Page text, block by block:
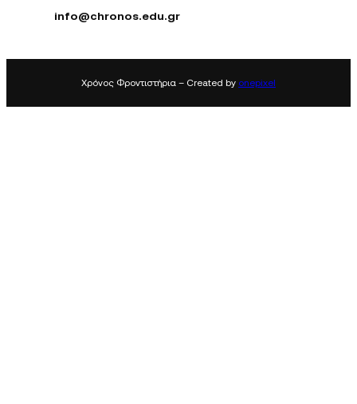
info@chronos.edu.gr
Χρόνος Φροντιστήρια – Created by onepixel